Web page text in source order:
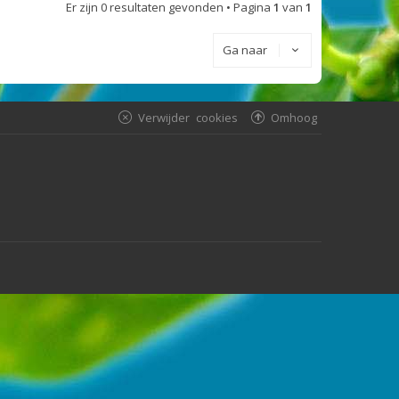
Er zijn 0 resultaten gevonden • Pagina 1 van 1
Ga naar
Omhoog
Verwijder cookies